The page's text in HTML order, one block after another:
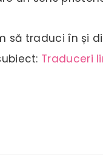
să traduci în și
Traduceri